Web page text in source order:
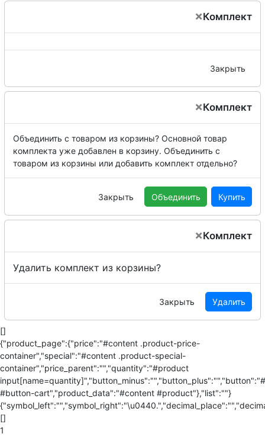
×Комплект
Закрыть
×Комплект
Объединить с товаром из корзины? Основной товар
комплекта уже добавлен в корзину. Объединить с
товаром из корзины или добавить комплект отдельно?
Закрыть Объединить Купить
×Комплект
Удалить комплект из корзины?
Закрыть Удалить
[]
{"product_page":{"price":"#content .product-price-
container","special":"#content .product-special-
container","price_parent":"","quantity":"#product
#button-cart","product_data":"#content #product"},"list":""}
[]
1